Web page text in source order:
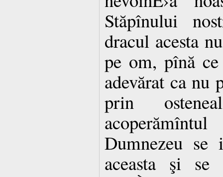
Stăpînului
dracul acesta
pe om, pînă
adevărat ca nu
prin
Dumnezeu se
aceasta şi se